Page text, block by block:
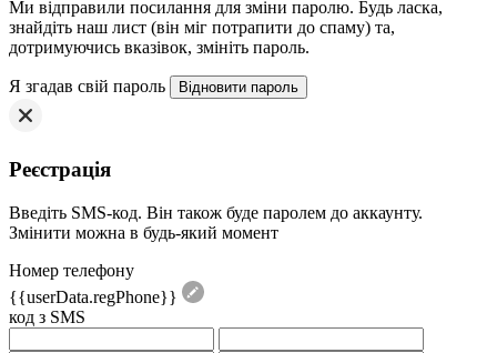
Mи відправили посилання для зміни паролю. Будь ласка,
знайдіть наш лист (він міг потрапити до спаму) та,
дотримуючись вказівок, змініть пароль.
Я згадав свій пароль
Реєстрація
Введіть SMS-код. Він також буде паролем до аккаунту.
Змінити можна в будь-який момент
Номер телефону
{{userData.regPhone}}
код з SMS